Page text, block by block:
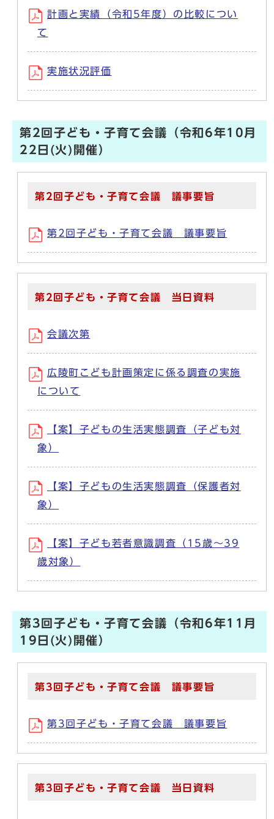
計画と実績（令和5年度）の比較につい
て
実施状況評価
第2回子ども・子育て会議（令和6年10月
22日(火)開催）
第2回子ども・子育て会議 議事要旨
第2回子ども・子育て会議 議事要旨
第2回子ども・子育て会議 当日資料
会議次第
広陵町こども計画策定に係る調査の実施
について
【案】子どもの生活実態調査（子ども対
象）
【案】子どもの生活実態調査（保護者対
象）
【案】子ども若者意識調査（15歳～39
歳対象）
第3回子ども・子育て会議（令和6年11月
19日(火)開催）
第3回子ども・子育て会議 議事要旨
第3回子ども・子育て会議 議事要旨
第3回子ども・子育て会議 当日資料